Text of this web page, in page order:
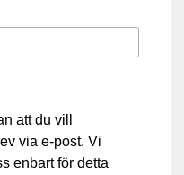
att du vill
via e-post. Vi
enbart för detta